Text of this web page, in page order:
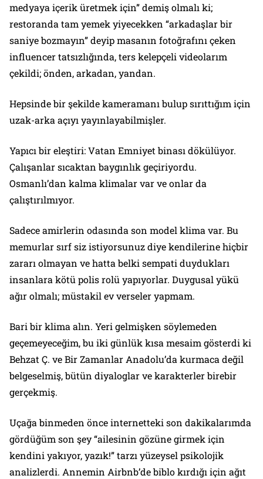
medyaya içerik üretmek için” demiş olmalı ki;
restoranda tam yemek yiyecekken “arkadaşlar bir
saniye bozmayın” deyip masanın fotoğrafını çeken
influencer tatsızlığında, ters kelepçeli videolarım
çekildi; önden, arkadan, yandan.
Hepsinde bir şekilde kameramanı bulup sırıttığım için
uzak-arka açıyı yayınlayabilmişler.
Yapıcı bir eleştiri: Vatan Emniyet binası dökülüyor.
Çalışanlar sıcaktan baygınlık geçiriyordu.
Osmanlı’dan kalma klimalar var ve onlar da
çalıştırılmıyor.
Sadece amirlerin odasında son model klima var. Bu
memurlar sırf siz istiyorsunuz diye kendilerine hiçbir
zararı olmayan ve hatta belki sempati duydukları
insanlara kötü polis rolü yapıyorlar. Duygusal yükü
ağır olmalı; müstakil ev verseler yapmam.
Bari bir klima alın. Yeri gelmişken söylemeden
geçemeyeceğim, bu iki günlük kısa mesaim gösterdi ki
Behzat Ç. ve Bir Zamanlar Anadolu’da kurmaca değil
belgeselmiş, bütün diyaloglar ve karakterler birebir
gerçekmiş.
Uçağa binmeden önce internetteki son dakikalarımda
gördüğüm son şey “ailesinin gözüne girmek için
kendini yakıyor, yazık!” tarzı yüzeysel psikolojik
analizlerdi. Annemin Airbnb’de biblo kırdığı için ağıt